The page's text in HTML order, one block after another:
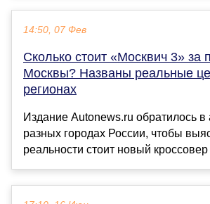
14:50, 07 Фев
Сколько стоит «Москвич 3» за
Москвы? Названы реальные
регионах
Издание Autonews.ru обратилось в
разных городах России, чтобы
реальности стоит новый